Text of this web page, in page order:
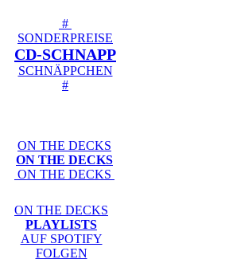
#
SONDERPREISE
CD-SCHNAPP
SCHNÄPPCHEN
#
ON THE DECKS
ON THE DECKS
ON THE DECKS
ON THE DECKS
PLAYLISTS
AUF SPOTIFY
FOLGEN